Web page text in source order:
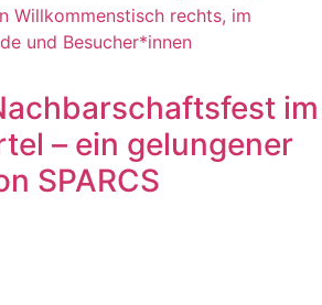
im
– ein gelungener
SPARCS